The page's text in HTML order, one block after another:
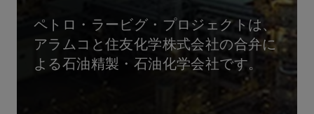
ペトロ・ラービグ・プロジェクトは、
アラムコと住友化学株式会社の合弁に
よる石油精製・石油化学会社です。